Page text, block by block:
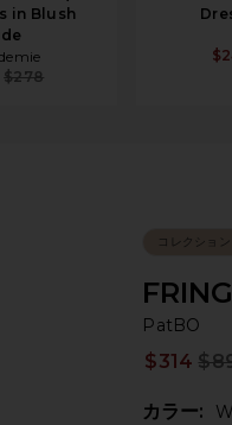
in Blush
$278
コレクション
PatBO
$314
カラー: